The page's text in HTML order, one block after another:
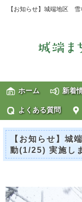
【お知らせ】城端地区
ホーム 新着
よくある質問
【お知らせ】城
動(1/25) 実施し